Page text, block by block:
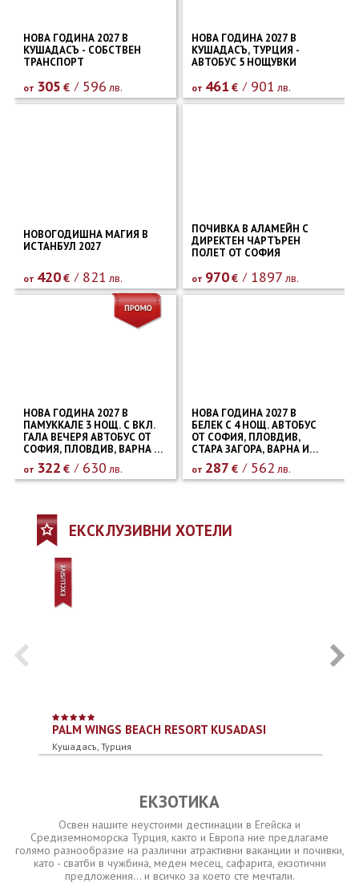
НОВА ГОДИНА 2027 В
КУШАДАСЪ - СОБСТВЕН
ТРАНСПОРТ
от 305 € 596 лв.
НОВА ГОДИНА 2027 В
КУШАДАСЪ, ТУРЦИЯ -
АВТОБУС 5 НОЩУВКИ
от 461 € 901 лв.
НОВОГОДИШНА МАГИЯ В
ИСТАНБУЛ 2027
от 420€ 821 лв.
ПОЧИВКА В АЛАМЕЙН С
ДИРЕКТЕН ЧАРТЪРЕН
ПОЛЕТ ОТ СОФИЯ
от 970€ 1897 лв.
НОВА ГОДИНА 2027 В
ПАМУККАЛЕ 3 НОЩ. С ВКЛ.
ГАЛА ВЕЧЕРЯ АВТОБУС ОТ
СОФИЯ, ПЛОВДИВ, ВАРНА И
БУРГАС
от 322 € 630 лв.
НОВА ГОДИНА 2027 В
БЕЛЕК С 4 НОЩ. АВТОБУС
ОТ СОФИЯ, ПЛОВДИВ,
СТАРА ЗАГОРА, ВАРНА И
БУРГАС
от 287 € 562 лв.
ЕКСКЛУЗИВНИ ХОТЕЛИ
PALM WINGS BEACH RESORT KUSADASI
Кушадасъ, Турция
ЕКЗОТИКА
Освен нашите неустоими дестинации в Егейска и
Средиземноморска Турция, както и Европа ние предлагаме
голямо разнообразие на различни атрактивни ваканции и почивки,
като - сватби в чужбина, меден месец, сафарита, екзотични
предложения... и всичко за което сте мечтали.